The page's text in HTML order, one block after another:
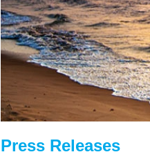
Press Releases